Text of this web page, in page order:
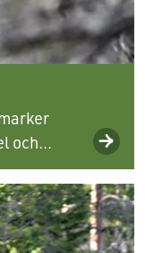
och...